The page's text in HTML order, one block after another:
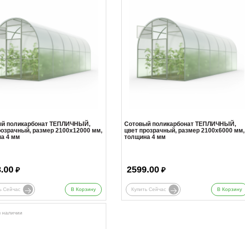
поликарбонат ТЕПЛИЧНЫЙ,
размер 2100x12000 мм,
4 мм
₽
Сейчас В Корзину
Сотовый поликарбонат ТЕПЛИЧНЫЙ,
цвет прозрачный, размер 2100x6000 мм,
толщина 4 мм
2599.00 ₽
Купить Сейчас В Корзину
наличии